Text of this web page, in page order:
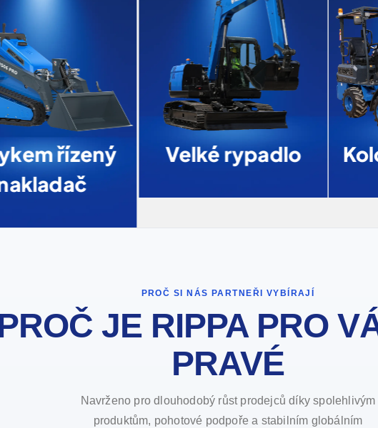
řízený
Velké rypadlo
PROČ SI NÁS PARTNEŘI VYBÍRAJÍ
JE RIPPA PRO
PRAVÉ
Navrženo pro dlouhodobý růst prodejců díky spolehlivým
produktům, pohotové podpoře a stabilním globálním